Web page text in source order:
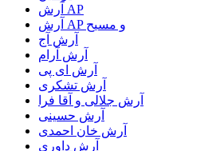
آرش AP
آرش AP و مسیح
آرش آج
آرش آرام
آرش ای پی
آرش تشکری
آرش جلالی و آقا فرا
آرش حسینی
آرش خان احمدی
آرش داوری